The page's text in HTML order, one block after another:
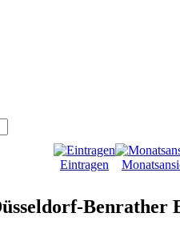
Eintragen
Benrather